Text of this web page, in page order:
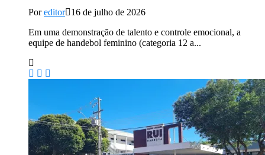
Poreditor
16 de julho de 2026
Em uma demonstração de talento e controle emocional, a
equipe de handebol feminino (categoria 12 a...